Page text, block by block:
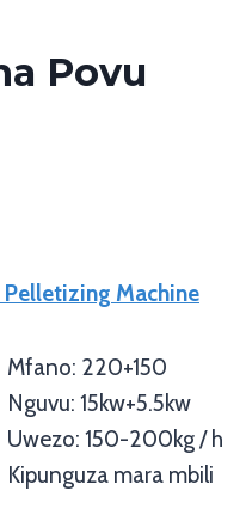
Povu
Pelletizing Machine
Mfano: 220+150
Nguvu: 15kw+5.5kw
Uwezo: 150-200kg / h
Kipunguza mara mbili